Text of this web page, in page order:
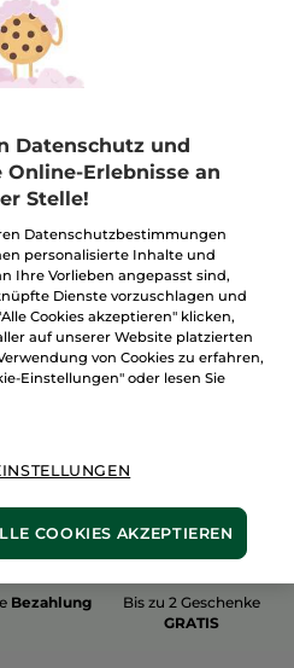
unsere Felder
biologisch
Bezahlung
Bis zu 2 Geschenke
GRATIS
Datenschutz und
Erlebnisse an
Stelle!
Datenschutzbestimmungen
personalisierte Inhalte und
Ihre Vorlieben angepasst sind,
Dienste vorzuschlagen und
Cookies akzeptieren" klicken,
auf unserer Website platzierten
von Cookies zu erfahren,
Einstellungen" oder lesen Sie
COOKIES AKZEPTIEREN